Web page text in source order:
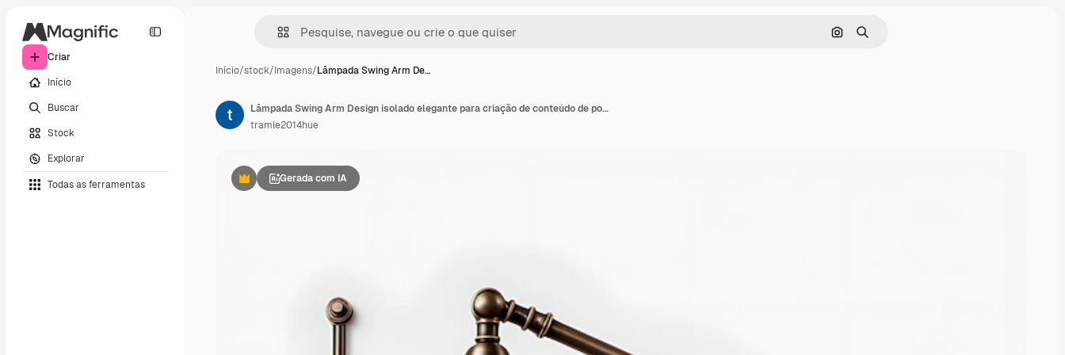
Criar
Início
Buscar
Stock
Explorar
Todas as ferramentas
Pesquisar por imagem
Buscar
Início/stock/Imagens/Lâmpada Swing Arm De…
PremiumGerada com IA
Lâmpada Swing Arm Design isolado elegante para criação de conteúdo de podcast e decoração de sala
tramle2014hue